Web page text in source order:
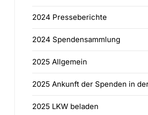
2024 Presseberichte
2024 Spendensammlung
2025 Allgemein
2025 Ankunft der Spenden in
2025 LKW beladen